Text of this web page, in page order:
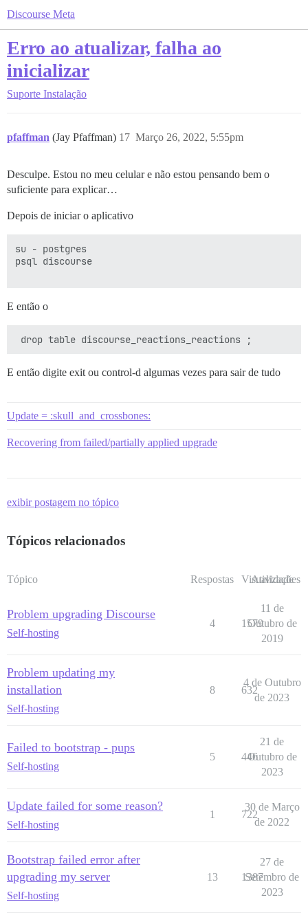
Discourse Meta
Erro ao atualizar, falha ao
inicializar
Suporte Instalação
pfaffman (Jay Pfaffman) Março 26, 2022, 5:55pm
17
Desculpe. Estou no meu celular e não estou pensando bem o
suficiente para explicar…
Depois de iniciar o aplicativo
su - postgres
psql discourse
E então o
E então digite exit ou control-d algumas vezes para sair de tudo
Update = :skull_and_crossbones:
Recovering from failed/partially applied upgrade
exibir postagem no tópico
Tópicos relacionados
Tópico Respostas Visualizações
Atividade
Problem upgrading Discourse
Self-hosting
4 1579
11 de
Outubro de
2019
Problem updating my
installation
Self-hosting
8 632
4 de Outubro
de 2023
Failed to bootstrap - pups
Self-hosting
5 446
21 de
Outubro de
2023
Update failed for some reason?
Self-hosting
1 722
30 de Março
de 2022
Bootstrap failed error after
upgrading my server
Self-hosting
13 1387
27 de
Setembro de
2023